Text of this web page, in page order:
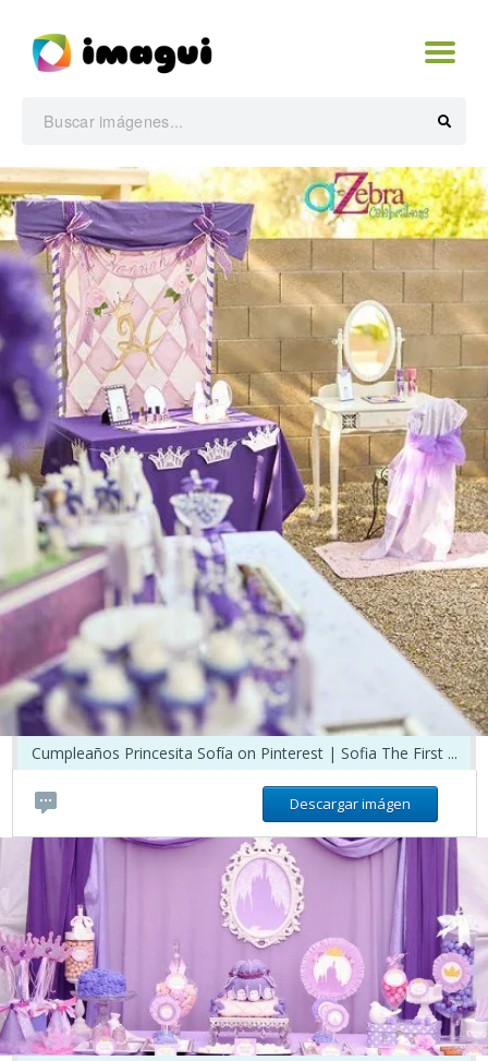
Cumpleaños Princesita Sofía on Pinterest | Sofia The First ...
Descargar imágen